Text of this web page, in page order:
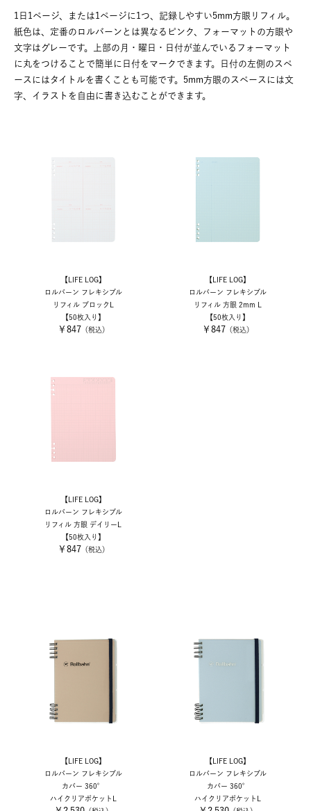
1日1ページ、または1ページに1つ、記録しやすい5mm方眼リフィル。
紙色は、定番のロルバーンとは異なるピンク、フォーマットの方眼や
文字はグレーです。上部の月・曜日・日付が並んでいるフォーマット
に丸をつけることで簡単に日付をマークできます。日付の左側のスペ
ースにはタイトルを書くことも可能です。5mm方眼のスペースには文
字、イラストを自由に書き込むことができます。
【LIFE LOG】
ロルバーン フレキシブル
リフィル ブロックL
【50枚入り】
￥847 （税込）
【LIFE LOG】
ロルバーン フレキシブル
リフィル 方眼 2mm L
【50枚入り】
￥847 （税込）
【LIFE LOG】
ロルバーン フレキシブル
リフィル 方眼 デイリーL
【50枚入り】
￥847 （税込）
【LIFE LOG】
ロルバーン フレキシブル
カバー 360°
ハイクリアポケットL
【LIFE LOG】
ロルバーン フレキシブル
カバー 360°
ハイクリアポケットL